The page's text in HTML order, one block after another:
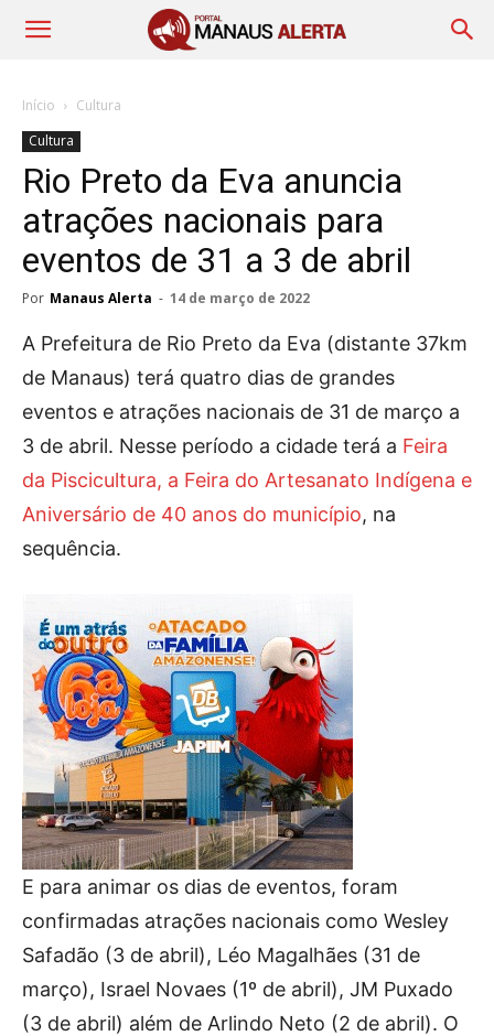
Início
Cultura
Cultura
Rio Preto da Eva anuncia
atrações nacionais para
eventos de 31 a 3 de abril
Por Manaus Alerta - 14 de março de 2022
A Prefeitura de Rio Preto da Eva (distante 37km
de Manaus) terá quatro dias de grandes
eventos e atrações nacionais de 31 de março a
3 de abril. Nesse período a cidade terá a Feira
da Piscicultura, a Feira do Artesanato Indígena e
Aniversário de 40 anos do município, na
sequência.
E para animar os dias de eventos, foram
confirmadas atrações nacionais como Wesley
Safadão (3 de abril), Léo Magalhães (31 de
março), Israel Novaes (1º de abril), JM Puxado
(3 de abril) além de Arlindo Neto (2 de abril). O